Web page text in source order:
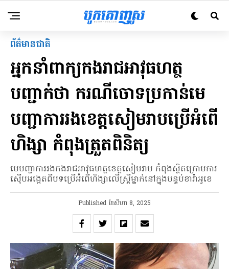
ព័ត៌មានជាតិ
អ្នកនាំពាក្យកងរាជអាវុធហត្ថ
បញ្ជាក់ថា ករណីចោទប្រកាន់មេ
បញ្ជាការរងខេត្តសៀមរាបប្រើអំពើ
ហិង្សា កំពុងត្រួតពិនិត្យ
មេបញ្ជាការរងកងរាជអាវុធហត្ថខេត្តសៀមរាប កំពុងស្ថិតក្រោមការ
ស៊ើបអង្កេតពីបទប្រើអំពើហិង្សាលើស្ត្រីម្នាក់នៅក្នុងបន្ទប់ខារ៉ាអូខេ
Published ខែ​សីហា 8, 2025